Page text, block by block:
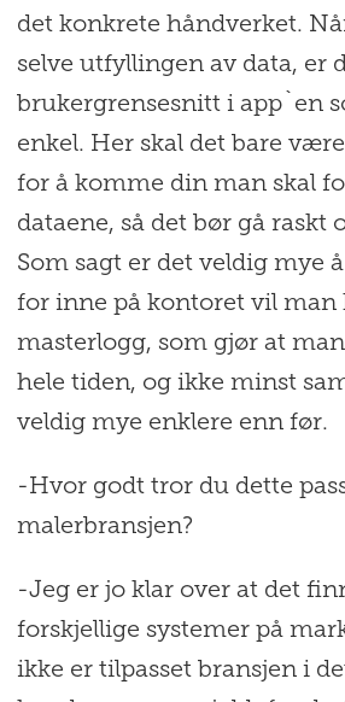
det konkrete håndverket.
selve utfyllingen av data, er
brukergrensesnitt i app`en
enkel. Her skal det bare
for å komme din man skal
dataene, så det bør gå raskt
Som sagt er det veldig mye
for inne på kontoret vil man
masterlogg, som gjør at
hele tiden, og ikke minst
veldig mye enklere enn før.
-Hvor godt tror du dette
malerbransjen?
-Jeg er jo klar over at det
forskjellige systemer på
ikke er tilpasset bransjen i